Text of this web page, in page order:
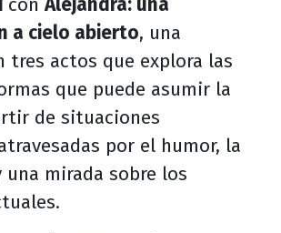
conAlejandra: una
a cielo abierto, una
tres actos que explora las
que puede asumir la
de situaciones
por el humor, la
mirada sobre los